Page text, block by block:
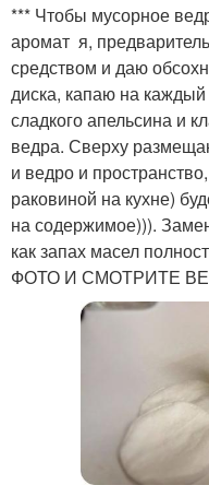
*** Чтобы мусорное
аромат я,
средством и даю
диска, капаю на
сладкого апельсина и
ведра. Сверху
и ведро и
раковиной на кухне)
на содержимое))).
как запах масел
ФОТО И СМОТРИТЕ